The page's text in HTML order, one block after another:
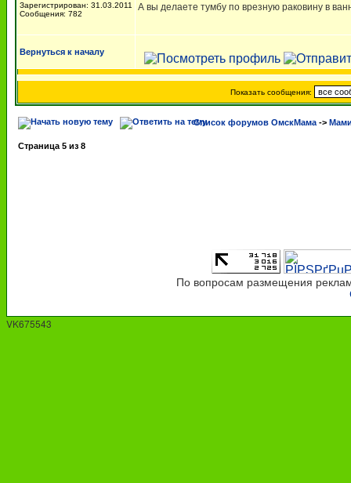
Зарегистрирован: 31.03.2011
Сообщения: 782
А вы делаете тумбу по врезную раковину в
Вернуться к началу
Показать сообщения:
Список форумов ОмскМама ->
Страница 5 из 8
По вопросам размещения
VK675543